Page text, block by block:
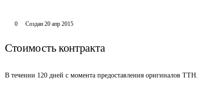
0 Создан 20 апр 2015
Стоимость контракта
В течении 120 дней с момента предоставления оригиналов ТТН.